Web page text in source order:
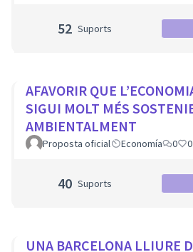
52 Suports
AFAVORIR QUE
SIGUI MOLT MÉS
AMBIENTALMENT
Proposta oficial Economía 0 0
40 Suports
UNA BARCELONA LLIURE